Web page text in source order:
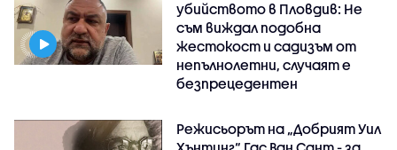
убийството в Пловдив: Не
съм виждал подобна
жестокост и садизъм от
непълнолетни, случаят е
безпрецедентен
Режисьорът на „Добрият Уил